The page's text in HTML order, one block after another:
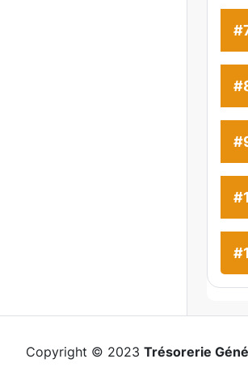
Copyright © 2023 Trésorerie